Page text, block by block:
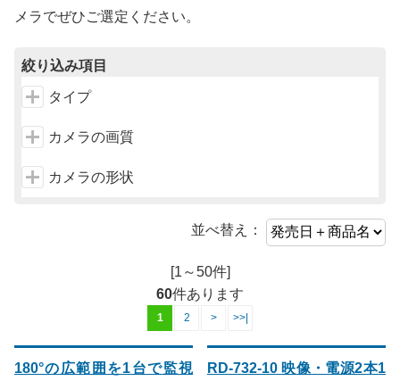
メラでぜひご選定ください。
絞り込み項目
タイプ
カメラの画質
カメラの形状
並べ替え：
[1～50件]
60件あります
1 2 > >>|
180°の広範囲を1台で監視
RD-732-10 映像・電源2本1